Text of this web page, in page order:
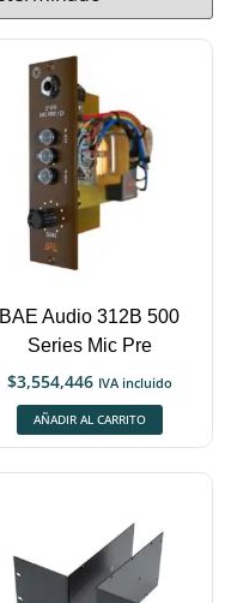
BAE Audio 312B 500
Series Mic Pre
$3,554,446 IVA incluido
AÑADIR AL CARRITO